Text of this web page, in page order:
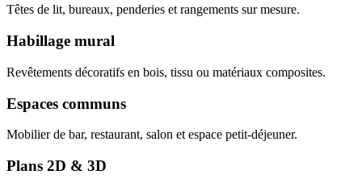
Têtes de lit, bureaux, penderies et rangements sur mesure.
Habillage mural
Revêtements décoratifs en bois, tissu ou matériaux composites.
Espaces communs
Mobilier de bar, restaurant, salon et espace petit-déjeuner.
Plans 2D & 3D